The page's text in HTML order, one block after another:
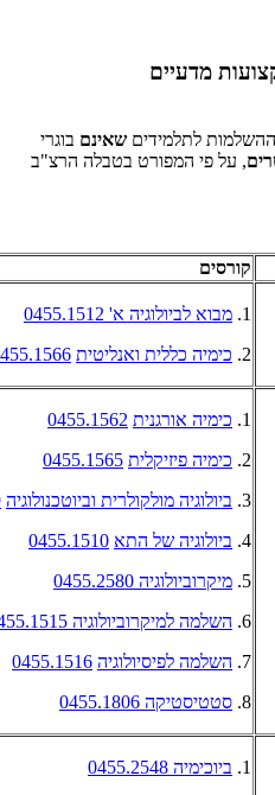
מדעיים
לתלמידים שאינם בוגרי
, על פי המפורט בטבלה הרצ"ב
קורסים
1. מבוא לביולוגיה א' 0455.1512
2. כימיה כללית ואנליטית
1. כימיה אורגנית 0455.1562
2. כימיה פיזיקלית 0455.1565
3. ביולוגיה מולקולרית וביוטכנולוגיה
4. ביולוגיה של התא 0455.1510
5. מיקרוביולוגיה 0455.2580
6. השלמה למיקרוביולוגיה 0455.1515
7. השלמה לפיסיולוגיה 0455.1516
8. סטטיסטיקה 0455.1806
1. ביוכימיה 0455.2548